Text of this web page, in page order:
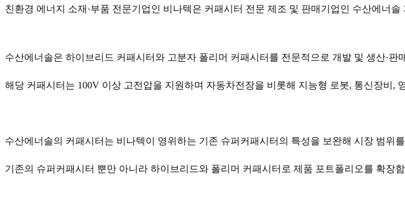
친환경 에너지 소재·부품 전문기업인 비나텍은 커패시터 전문 제조 및 판매기업인 수산에너솔
수산에너솔은 하이브리드 커패시터와 고분자 폴리머 커패시터를 전문적으로 개발 및 생산·
해당 커패시터는 100V 이상 고전압을 지원하며 자동차전장을 비롯해 지능형 로봇, 통신장비,
수산에너솔의 커패시터는 비나텍이 영위하는 기존 슈퍼커패시터의 특성을 보완해 시장 범위
기존의 슈퍼커패시터 뿐만 아니라 하이브리드와 폴리머 커패시터로 제품 포트폴리오를 확